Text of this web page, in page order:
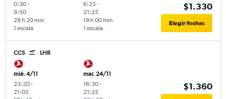
0:30-
9:50
1 escala
28 h 20 min
6:25-
21:25
1 escala
19 h 00 min
$1.330
Elegir fechas
CCS LHR
mié. 4/11
23:20-
21:05
mar. 24/11
16:30-
21:25
$1.360